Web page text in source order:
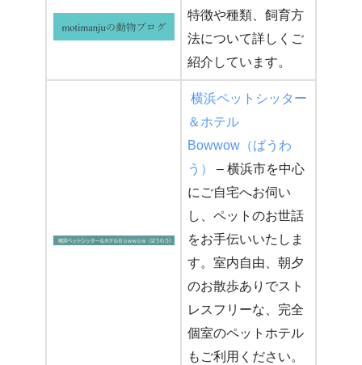
特徴や種類、飼育方
法について詳しくご
紹介しています。
横浜ペットシッター
＆ホテル
Bowwow（ばうわ
う）
– 横浜市を中心
にご自宅へお伺い
し、ペットのお世話
をお手伝いいたしま
す。室内自由、朝夕
のお散歩ありでスト
レスフリーな、完全
個室のペットホテル
もご利用ください。